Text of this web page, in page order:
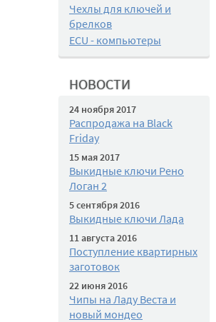
Чехлы для ключей и
брелков
ECU - компьютеры
НОВОСТИ
24 ноября 2017
Распродажа на Black
Friday
15 мая 2017
Выкидные ключи Рено
Логан 2
5 сентября 2016
Выкидные ключи Лада
11 августа 2016
Поступление квартирных
заготовок
22 июня 2016
Чипы на Ладу Веста и
новый мондео